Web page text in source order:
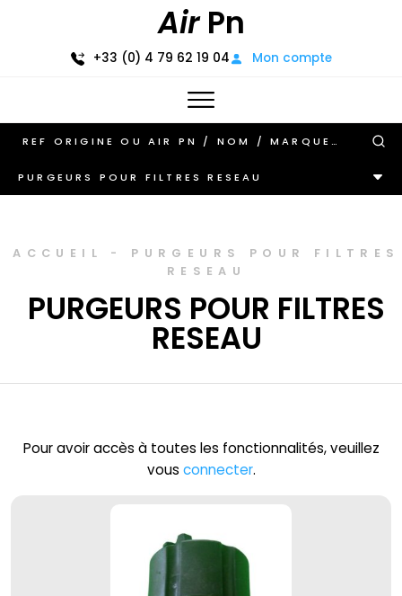
AirPn
+33 (0) 4 79 62 19 04 Mon compte
PURGEURS POUR FILTRES RESEAU
ACCUEIL - PURGEURS POUR FILTRES
RESEAU
PURGEURS POUR FILTRES
RESEAU
Pour avoir accès à toutes les fonctionnalités, veuillez
vous connecter.